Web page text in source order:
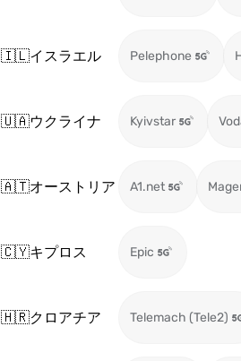
🇮🇱イスラエル Pelephone
🇺🇦ウクライナ Kyivstar
🇦🇹オーストリア A1.net
🇨🇾キプロス Epic
🇭🇷クロアチア Telemach (Tele2)